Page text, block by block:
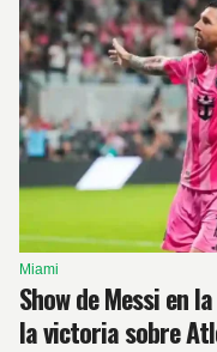
Miami
Show de Messi en
la victoria sobre